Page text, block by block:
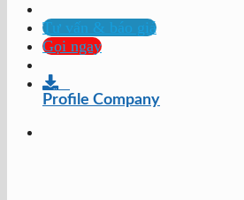
Tư vấn & báo giá
Gọi ngay
Profile Company